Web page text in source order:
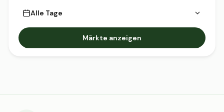
Alle Tage
Märkte anzeigen